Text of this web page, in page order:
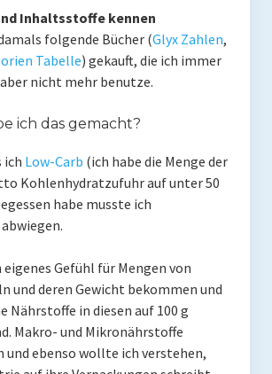
Inhaltsstoffe kennen
folgende Bücher (Glyx Zahlen,
Tabelle) gekauft, die ich immer
nicht mehr benutze.
ich das gemacht?
ich Low-Carb (ich habe die Menge der
Kohlenhydratzufuhr auf unter 50
habe musste ich
Gefühl für Mengen von
und deren Gewicht bekommen und
Nährstoffe in diesen auf 100 g
Makro- und Mikronährstoffe
und ebenso wollte ich verstehen,